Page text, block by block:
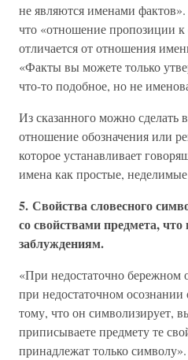
не являются именами
что «отношение пропозиции
отличается от отношения
«Факты вы можете только
что-то подобное, но не
Из сказанного можно сделать
отношение обозначения или
которое устанавливает
имена как простые,
5. Свойства словесного
со свойствами предмета,
заблуждениям.
«При недостаточно
при недостаточном
тому, что он символизирует,
приписываете предмету те
принадлежат только